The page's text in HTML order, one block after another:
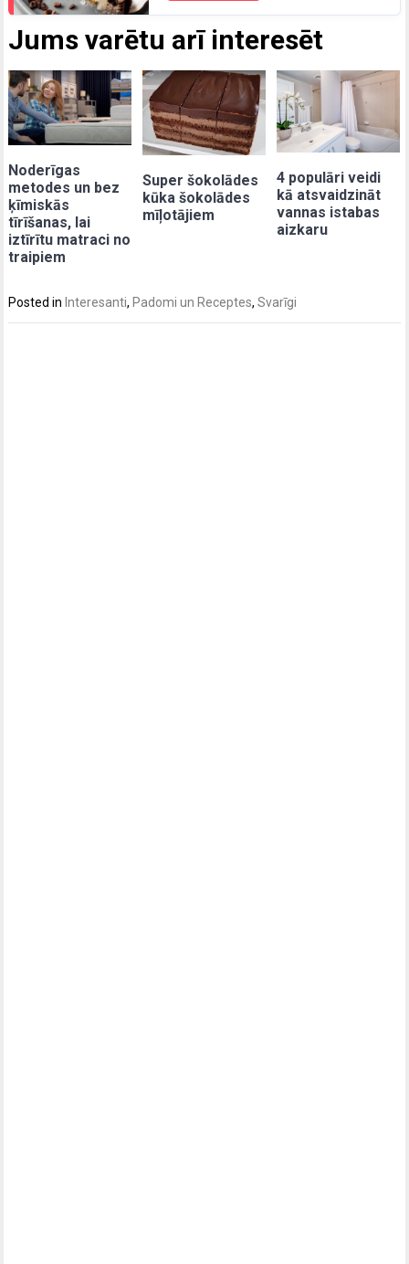
Jums varētu arī interesēt
Noderīgas
metodes un bez
ķīmiskās
tīrīšanas, lai
iztīrītu matraci no
traipiem
Super šokolādes
kūka šokolādes
mīļotājiem
4 populāri veidi
kā atsvaidzināt
vannas istabas
aizkaru
Posted in Interesanti, Padomi un Receptes,Svarīgi